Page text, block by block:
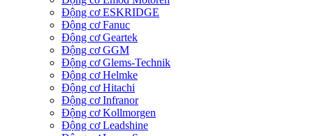
Động cơ ESKRIDGE
Động cơ Fanuc
Động cơ Geartek
Động cơ GGM
Động cơ Glems-Technik
Động cơ Helmke
Động cơ Hitachi
Động cơ Infranor
Động cơ Kollmorgen
Động cơ Leadshine